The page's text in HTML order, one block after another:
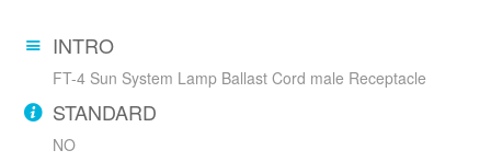
INTRO
FT-4 Sun System Lamp Ballast Cord male Receptacle
STANDARD
NO